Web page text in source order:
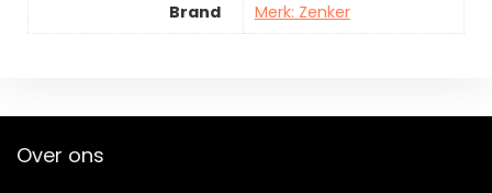
Brand
Merk: Zenker
Over ons